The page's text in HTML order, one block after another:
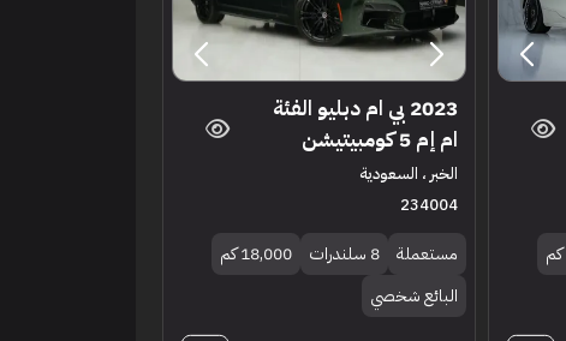
2023 بي ام دبليو الفئة
ام إم 5 كومبيتيشن
الخبر ، السعودية
234004
مستعملة 8 سلندرات
18,000 كم
البائع شخصي